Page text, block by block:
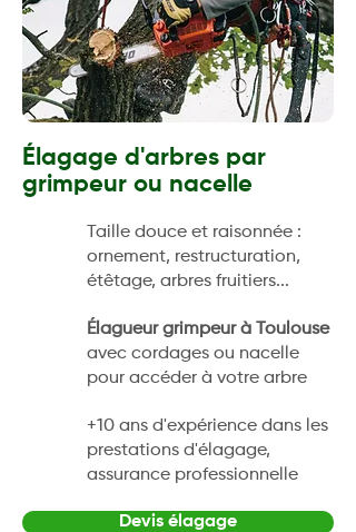
Élagage d'arbres par
grimpeur ou nacelle
Taille douce et raisonnée :
ornement, restructuration,
étêtage, arbres fruitiers...
Élagueur grimpeur à Toulouse
avec cordages ou nacelle
pour accéder à votre arbre
+10 ans d'expérience dans les
prestations d'élagage,
assurance professionnelle
Devis élagage